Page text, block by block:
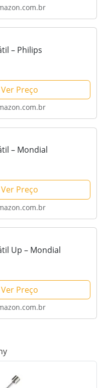
– Philips
Ver Preço
– Mondial
Ver Preço
Up – Mondial
Ver Preço